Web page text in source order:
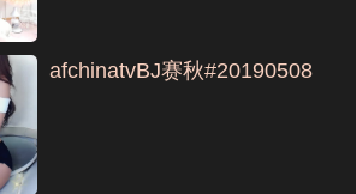
afchinatvBJ赛秋#20190508